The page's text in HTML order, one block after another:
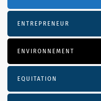
ENTREPRENEUR
ENVIRONNEMENT
EQUITATION